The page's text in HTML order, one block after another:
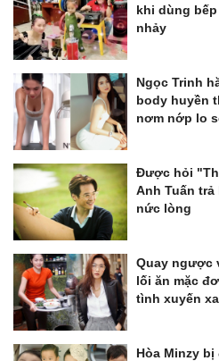
khi dùng
nhảy
Ngọc Trinh
body huyền
nơm nớp lo
Được hỏi
Anh Tuấn
nức lòng
Quay ngược
lối ăn mặc
tình xuyến
Hòa Minzy